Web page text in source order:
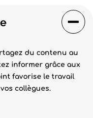
du contenu au
informer grâce aux
favorise le travail
collègues.